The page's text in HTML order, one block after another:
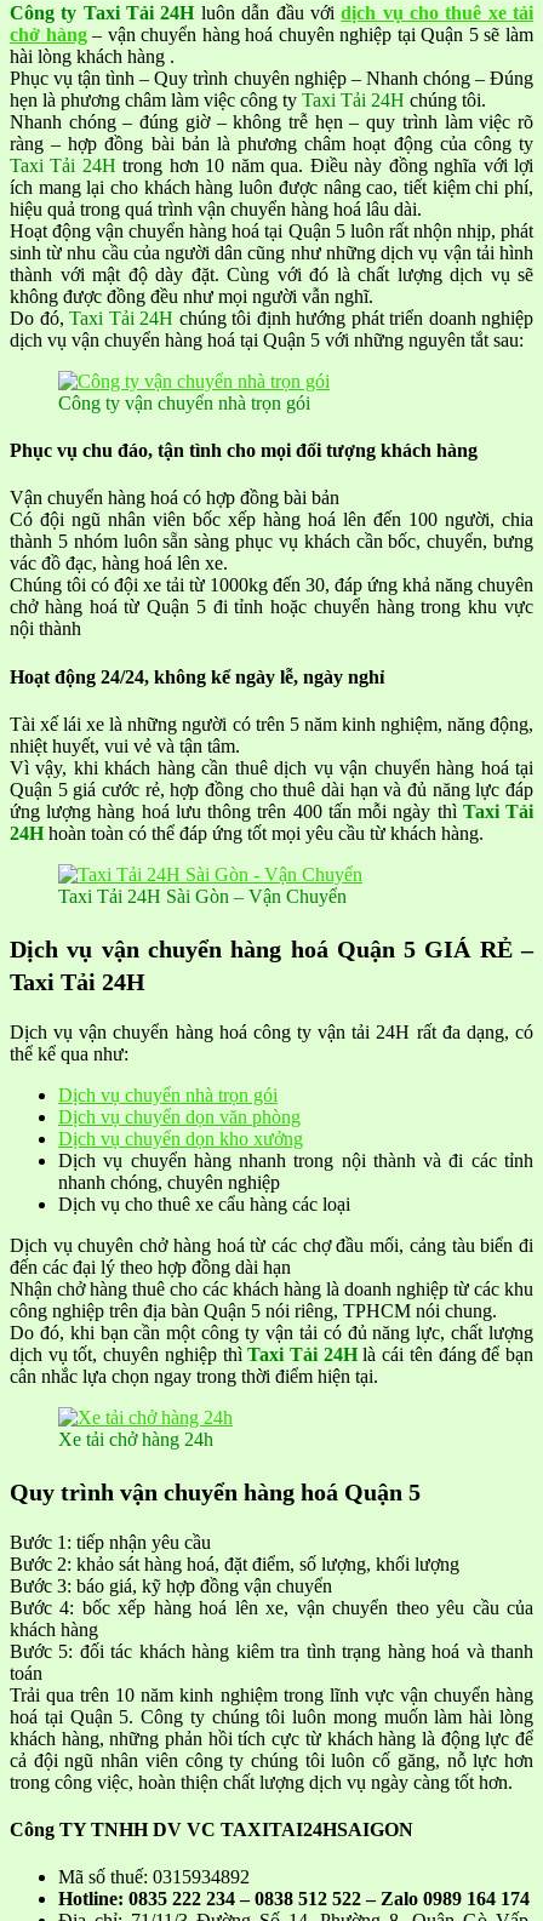
Công ty Taxi Tải 24Hluôn dẫn đầu vớidịch vụ cho thuê xe tải
chở hàng– vận chuyển hàng hoá chuyên nghiệp tại Quận 5 sẽ làm
hài lòng khách hàng .
Phục vụ tận tình – Quy trình chuyên nghiệp – Nhanh chóng – Đúng
hẹn là phương châm làm việc công ty Taxi Tải 24H chúng tôi.
Nhanh chóng – đúng giờ – không trễ hẹn – quy trình làm việc rõ
ràng – hợp đồng bài bản là phương châm hoạt động của công ty
Taxi Tải 24H trong hơn 10 năm qua. Điều này đồng nghĩa với lợi
ích mang lại cho khách hàng luôn được nâng cao, tiết kiệm chi phí,
hiệu quả trong quá trình vận chuyển hàng hoá lâu dài.
Hoạt động vận chuyển hàng hoá tại Quận 5 luôn rất nhộn nhịp, phát
sinh từ nhu cầu của người dân cũng như những dịch vụ vận tải hình
thành với mật độ dày đặt. Cùng với đó là chất lượng dịch vụ sẽ
không được đồng đều như mọi người vẫn nghĩ.
Do đó, Taxi Tải 24H chúng tôi định hướng phát triển doanh nghiệp
dịch vụ vận chuyển hàng hoá tại Quận 5 với những nguyên tắt sau:
Công ty vận chuyển nhà trọn gói
Phục vụ chu đáo, tận tình cho mọi đối tượng khách hàng
Vận chuyển hàng hoá có hợp đồng bài bản
Có đội ngũ nhân viên bốc xếp hàng hoá lên đến 100 người, chia
thành 5 nhóm luôn sẵn sàng phục vụ khách cần bốc, chuyển, bưng
vác đồ đạc, hàng hoá lên xe.
Chúng tôi có đội xe tải từ 1000kg đến 30, đáp ứng khả năng chuyên
chở hàng hoá từ Quận 5 đi tỉnh hoặc chuyển hàng trong khu vực
nội thành
Hoạt động 24/24, không kể ngày lễ, ngày nghỉ
Tài xế lái xe là những người có trên 5 năm kinh nghiệm, năng động,
nhiệt huyết, vui vẻ và tận tâm.
Vì vậy, khi khách hàng cần thuê dịch vụ vận chuyển hàng hoá tại
Quận 5 giá cước rẻ, hợp đồng cho thuê dài hạn và đủ năng lực đáp
ứng lượng hàng hoá lưu thông trên 400 tấn mỗi ngày thì Taxi Tải
24Hhoàn toàn có thể đáp ứng tốt mọi yêu cầu từ khách hàng.
Taxi Tải 24H Sài Gòn – Vận Chuyển
Dịch vụ vận chuyển hàng hoá Quận 5 GIÁ RẺ –
Taxi Tải 24H
Dịch vụ vận chuyển hàng hoá công ty vận tải 24H rất đa dạng, có
thể kể qua như:
Dịch vụ chuyển nhà trọn gói
Dịch vụ chuyển dọn văn phòng
Dịch vụ chuyển dọn kho xưởng
Dịch vụ chuyển hàng nhanh trong nội thành và đi các tỉnh
nhanh chóng, chuyên nghiệp
Dịch vụ cho thuê xe cẩu hàng các loại
Dịch vụ chuyên chở hàng hoá từ các chợ đầu mối, cảng tàu biển đi
đến các đại lý theo hợp đồng dài hạn
Nhận chở hàng thuê cho các khách hàng là doanh nghiệp từ các khu
công nghiệp trên địa bàn Quận 5 nói riêng, TPHCM nói chung.
Do đó, khi bạn cần một công ty vận tải có đủ năng lực, chất lượng
dịch vụ tốt, chuyên nghiệp thìTaxi Tải 24Hlà cái tên đáng để bạn
cân nhắc lựa chọn ngay trong thời điểm hiện tại.
Xe tải chở hàng 24h
Quy trình vận chuyển hàng hoá Quận 5
Bước 1: tiếp nhận yêu cầu
Bước 2: khảo sát hàng hoá, đặt điểm, số lượng, khối lượng
Bước 3: báo giá, kỹ hợp đồng vận chuyển
Bước 4: bốc xếp hàng hoá lên xe, vận chuyển theo yêu cầu của
khách hàng
Bước 5: đối tác khách hàng kiêm tra tình trạng hàng hoá và thanh
toán
Trải qua trên 10 năm kinh nghiệm trong lĩnh vực vận chuyển hàng
hoá tại Quận 5. Công ty chúng tôi luôn mong muốn làm hài lòng
khách hàng, những phản hồi tích cực từ khách hàng là động lực để
cả đội ngũ nhân viên công ty chúng tôi luôn cố găng, nỗ lực hơn
trong công việc, hoàn thiện chất lượng dịch vụ ngày càng tốt hơn.
Công TY TNHH DV VC TAXITAI24HSAIGON
Mã số thuế: 0315934892
Hotline: 0835 222 234 – 0838 512 522 – Zalo 0989 164 174